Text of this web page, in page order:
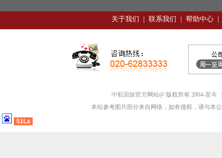
关于我们 联系我们 帮助中心
中航国旅官方网站@ 版权所有 2004-至今
本站参考图片部分来自网络，如有侵权，请与本
51La